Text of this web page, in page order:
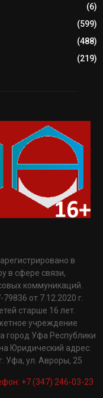
(6)
(599)
(488)
(219)
в
в сфере связи,
коммуникаций.
от 7.12.2020 г.
старше 16 лет.
учреждение
город Уфа Республики
Юридический адрес:
Уфа, ул. Авроры, 25
+7 (347) 246-03-23